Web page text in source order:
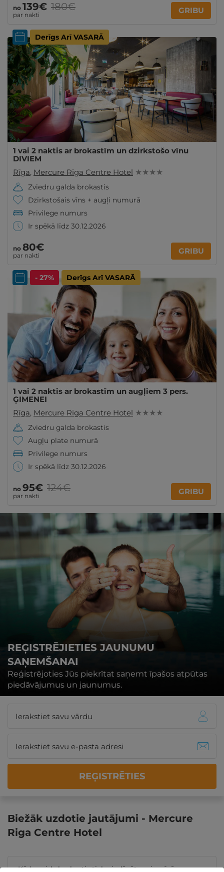
no 139€
par nakti
180€ GRIBU
Derīgs Arī VASARĀ
1 vai 2 naktis ar brokastīm un dzirkstošo vīnu
DIVIEM
Rīga, Mercure Riga Centre Hotel ★ ★ ★ ★
Zviedru galda brokastis
Dzirkstošais vīns + augļi numurā
Privilege numurs
Ir spēkā līdz 30.12.2026
no 80€
par nakti GRIBU
- 27% Derīgs Arī VASARĀ
1 vai 2 naktis ar brokastīm un augļiem 3 pers.
ĢIMENEI
Rīga, Mercure Riga Centre Hotel ★ ★ ★ ★
Zviedru galda brokastis
Augļu plate numurā
Privilege numurs
Ir spēkā līdz 30.12.2026
no 95€
par nakti
124€ GRIBU
REĢISTRĒJIETIES JAUNUMU
SAŅEMŠANAI
Reģistrējoties Jūs piekrītat saņemt īpašos atpūtas
piedāvājumus un jaunumus.
REĢISTRĒTIES
Biežāk uzdotie jautājumi - Mercure
Riga Centre Hotel
Kāda veida brokastis tiek piedāvātas viesnīcā